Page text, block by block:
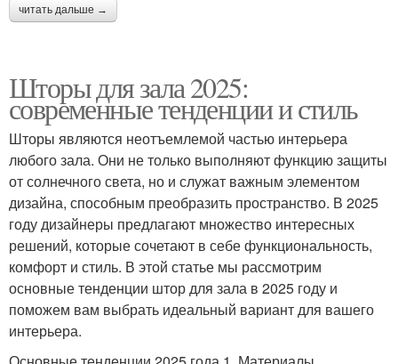
читать дальше →
Шторы для зала 2025:
современные тенденции и стиль
Шторы являются неотъемлемой частью интерьера
любого зала. Они не только выполняют функцию защиты
от солнечного света, но и служат важным элементом
дизайна, способным преобразить пространство. В 2025
году дизайнеры предлагают множество интересных
решений, которые сочетают в себе функциональность,
комфорт и стиль. В этой статье мы рассмотрим
основные тенденции штор для зала в 2025 году и
поможем вам выбрать идеальный вариант для вашего
интерьера.